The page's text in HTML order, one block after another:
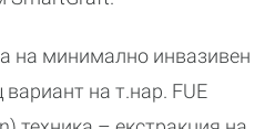
на минимално инвазивен
на т.нар. FUE